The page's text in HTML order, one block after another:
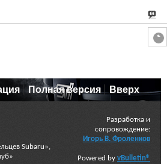
Полная версия Вверх
Subaru»,
Разработка и
сопровождение:
Игорь В. Фроленков
Powered by vBulletin®